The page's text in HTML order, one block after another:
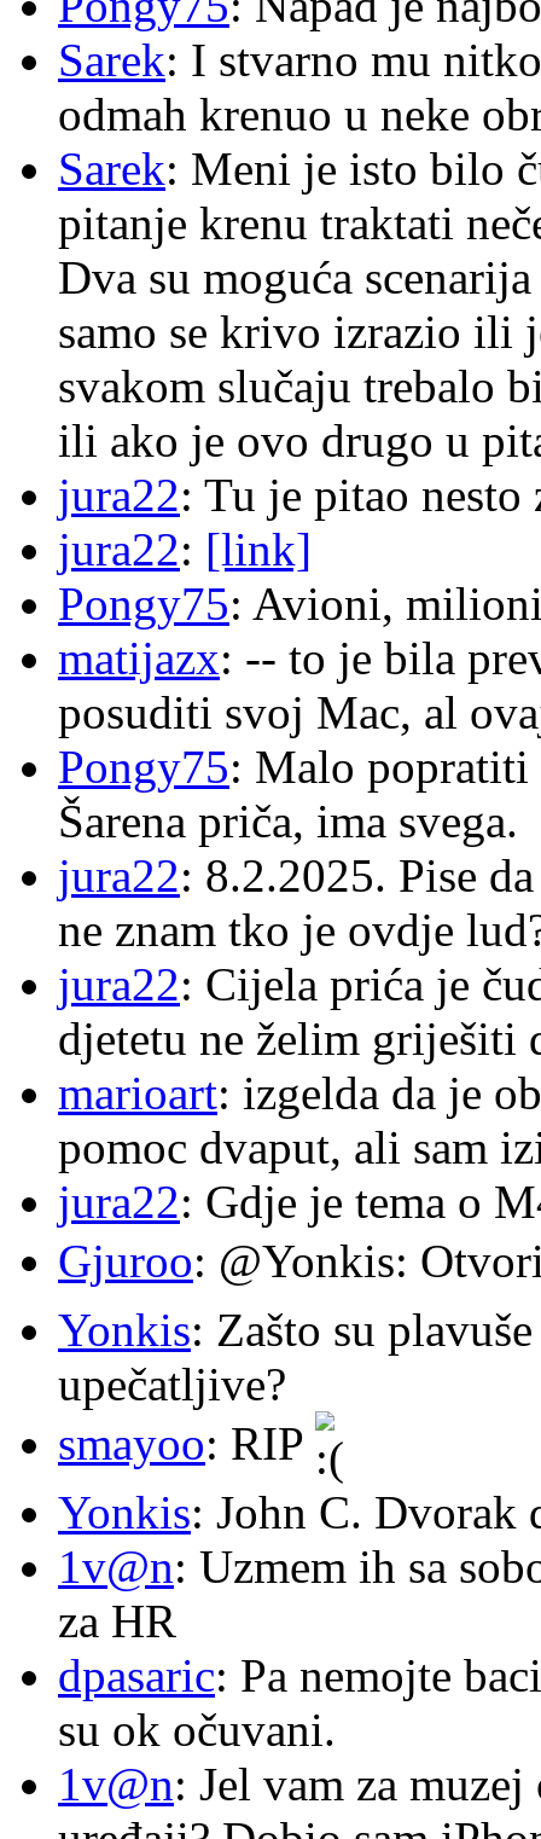
Sarek: I stvarno mu
odmah krenuo u neke
Sarek: Meni je isto bilo
pitanje krenu traktati
Dva su moguća
samo se krivo izrazio ili
svakom slučaju trebalo
ili ako je ovo drugo u
jura22: Tu je pitao
jura22: [link]
Pongy75: Avioni,
matijazx: -- to je bila
posuditi svoj Mac, al
Pongy75: Malo popratiti
Šarena priča, ima svega.
jura22: 8.2.2025. Pise
ne znam tko je ovdje
jura22: Cijela prića je
djetetu ne želim griješiti
marioart: izgelda da je
pomoc dvaput, ali sam
jura22: Gdje je tema o
Gjuroo: @Yonkis:
Yonkis: Zašto su
upečatljive?
smayoo: RIP
Yonkis: John C. Dvorak
1v@n: Uzmem ih sa
za HR
dpasaric: Pa nemojte
su ok očuvani.
1v@n: Jel vam za